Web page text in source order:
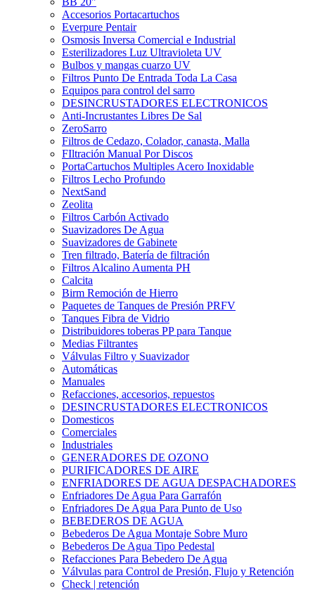
Accesorios Portacartuchos
Everpure Pentair
Osmosis Inversa Comercial e Industrial
Esterilizadores Luz Ultravioleta UV
Bulbos y mangas cuarzo UV
Filtros Punto De Entrada Toda La Casa
Equipos para control del sarro
DESINCRUSTADORES ELECTRONICOS
Anti-Incrustantes Libres De Sal
ZeroSarro
Filtros de Cedazo, Colador, canasta, Malla
FIltración Manual Por Discos
PortaCartuchos Multiples Acero Inoxidable
Filtros Lecho Profundo
NextSand
Zeolita
Filtros Carbón Activado
Suavizadores De Agua
Suavizadores de Gabinete
Tren filtrado, Batería de filtración
Filtros Alcalino Aumenta PH
Calcita
Birm Remoción de Hierro
Paquetes de Tanques de Presión PRFV
Tanques Fibra de Vidrio
Distribuidores toberas PP para Tanque
Medias Filtrantes
Válvulas Filtro y Suavizador
Automáticas
Manuales
Refacciones, accesorios, repuestos
DESINCRUSTADORES ELECTRONICOS
Domesticos
Comerciales
Industriales
GENERADORES DE OZONO
PURIFICADORES DE AIRE
ENFRIADORES DE AGUA DESPACHADORES
Enfriadores De Agua Para Garrafón
Enfriadores De Agua Para Punto de Uso
BEBEDEROS DE AGUA
Bebederos De Agua Montaje Sobre Muro
Bebederos De Agua Tipo Pedestal
Refacciones Para Bebedero De Agua
Válvulas para Control de Presión, Flujo y Retención
Check | retención